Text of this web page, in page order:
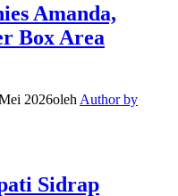
Amanda,
Box Area
2026oleh Author by
Sidrap